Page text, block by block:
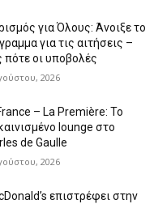
για Όλους: Άνοιξε το
για τις αιτήσεις –
οι υποβολές
2026
– La Première: Το
lounge στο
de Gaulle
2026
επιστρέφει στην